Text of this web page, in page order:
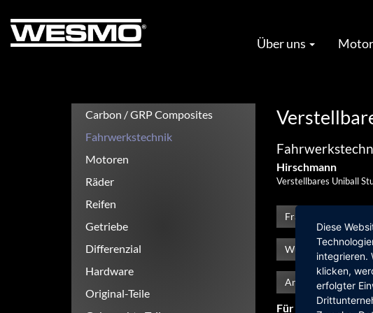
zum
Inhalt
Hauptnavigation
Über uns
Produktkategorien
Carbon / GRP Composites
Fahrwerkstechnik
Motoren
Räder
Reifen
Getriebe
Differenzial
Hardware
Original-Teile
Hirschmann
Verstellbares Uniball
Fragen zum Produkt?
Wünschen Sie ein
Andere Fragen?
Für Profis:
Diese
integrieren.
klicken,
erfolgter